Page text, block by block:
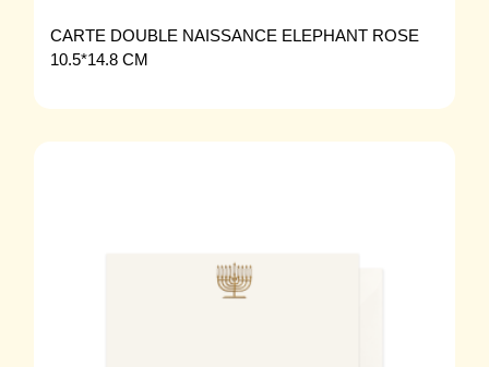
CARTE DOUBLE NAISSANCE ELEPHANT ROSE
10.5*14.8 CM